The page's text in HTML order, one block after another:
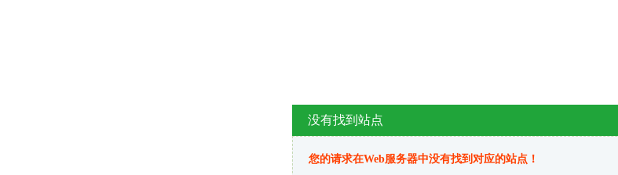
没有找到站点
您的请求在Web服务器中没有找到对应的站点！